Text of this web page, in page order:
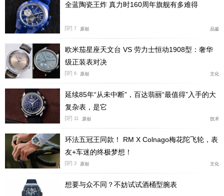
全蓝陶瓷王炸 真力时160周年旗舰有多难得
7 原创 品鉴
欧米茄星座天文台 VS 劳力士恒动1908型：奢华
级正装表对决
6 原创 文化
延续85年“从未中断”，百达翡丽“最值得”入手的大
复杂表，是它
11 原创 技术
环法五冠王同款！ RM X Colnago梅花陀飞轮，表
友+车迷的终极梦想！
3 原创 文化
想要与众不同？不妨试试酒桶型腕表